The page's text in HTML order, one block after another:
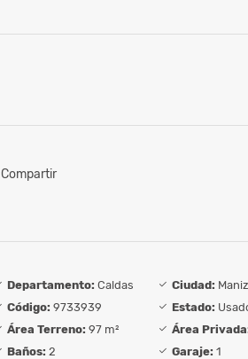
Compartir
Departamento: Caldas Ciudad:
Código: 9733939 Estado:
Área Terreno: 97 m² Área
Baños: 2 Garaje: 1